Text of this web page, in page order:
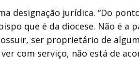
designação jurídica. “Do
que é da diocese. Não é a
ser proprietário de
com serviço, não está de